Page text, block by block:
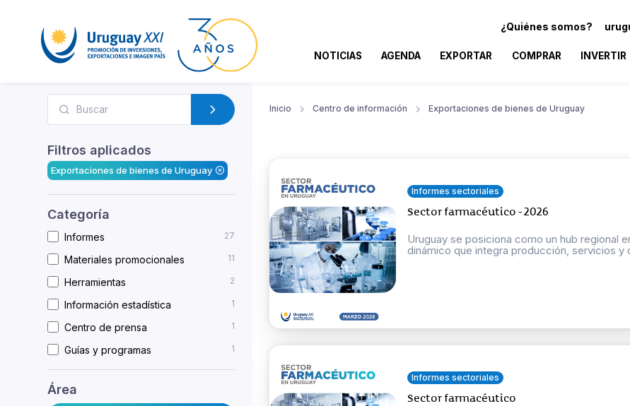
¿Quiénes somos?
NOTICIAS AGENDA EXPORTAR COMPRAR INVERTIR
Filtros aplicados
Exportaciones de bienes de Uruguay
Categoría
Informes 27
Materiales promocionales 11
Herramientas 2
Información estadística 1
Centro de prensa 1
Guías y programas 1
Área
Inicio Centro de información Exportaciones de bienes de Uruguay
Informes sectoriales
Sector farmacéutico - 2026
Uruguay se posiciona como un hub regional
dinámico que integra producción, servicios y
Informes sectoriales
Sector farmacéutico